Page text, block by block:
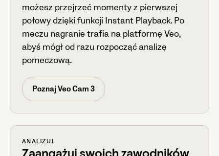
możesz przejrzeć momenty z pierwszej
połowy dzięki funkcji Instant Playback. Po
meczu nagranie trafia na platformę Veo,
abyś mógł od razu rozpocząć analizę
pomeczową.
Poznaj Veo Cam 3
ANALIZUJ